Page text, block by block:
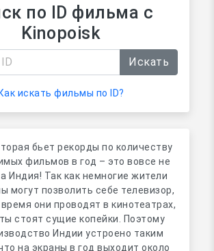
по ID фильма с
Kinopoisk
Искать
Как искать фильмы по ID?
бьет рекорды по количеству
фильмов в год – это вовсе не
Индия! Так как немногие жители
могут позволить себе телевизор,
они проводят в кинотеатрах,
стоят сущие копейки. Поэтому
Индии устроено таким
на экраны в год выходит около